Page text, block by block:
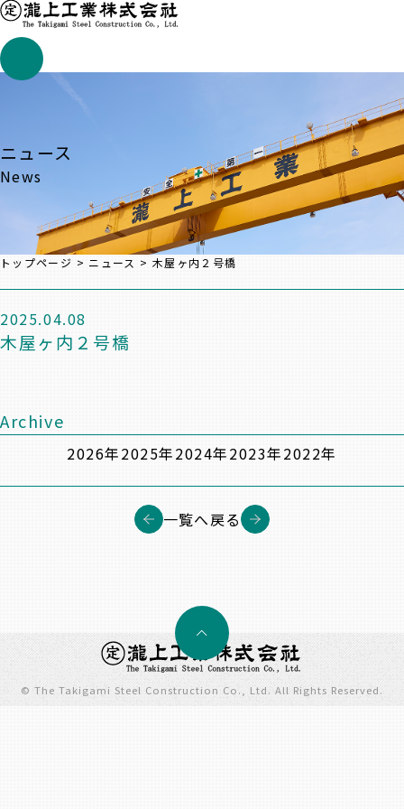
ニュース
News
トップページ > ニュース > 木屋ヶ内２号橋
2025.04.08
木屋ヶ内２号橋
Archive
2026年2025年2024年2023年2022年
一覧へ戻る
© The Takigami Steel Construction Co., Ltd. All Rights Reserved.